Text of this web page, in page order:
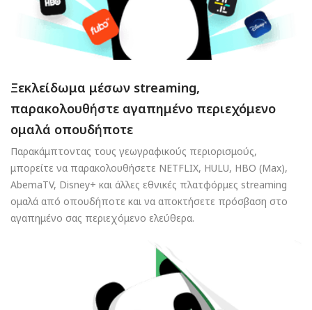
Ξεκλείδωμα μέσων streaming,
παρακολουθήστε αγαπημένο περιεχόμενο
ομαλά οπουδήποτε
Παρακάμπτοντας τους γεωγραφικούς περιορισμούς,
μπορείτε να παρακολουθήσετε NETFLIX, HULU, HBO (Max),
AbemaTV, Disney+ και άλλες εθνικές πλατφόρμες streaming
ομαλά από οπουδήποτε και να αποκτήσετε πρόσβαση στο
αγαπημένο σας περιεχόμενο ελεύθερα.